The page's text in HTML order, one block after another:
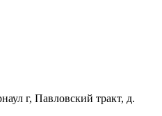
г, Павловский тракт, д.